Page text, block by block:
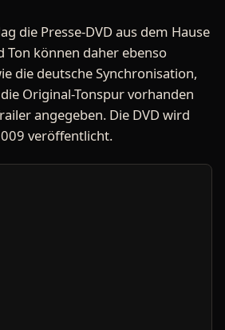
die Presse-DVD aus dem Hause
Ton können daher ebenso
die deutsche Synchronisation,
Original-Tonspur vorhanden
angegeben. Die DVD wird
veröffentlicht.